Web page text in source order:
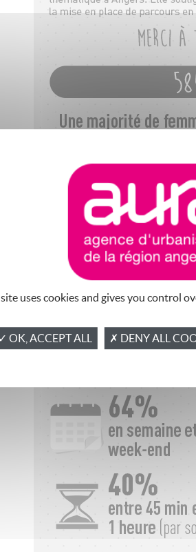
uses cookies and gives you control
OK, ACCEPT ALL ✗ DENY ALL